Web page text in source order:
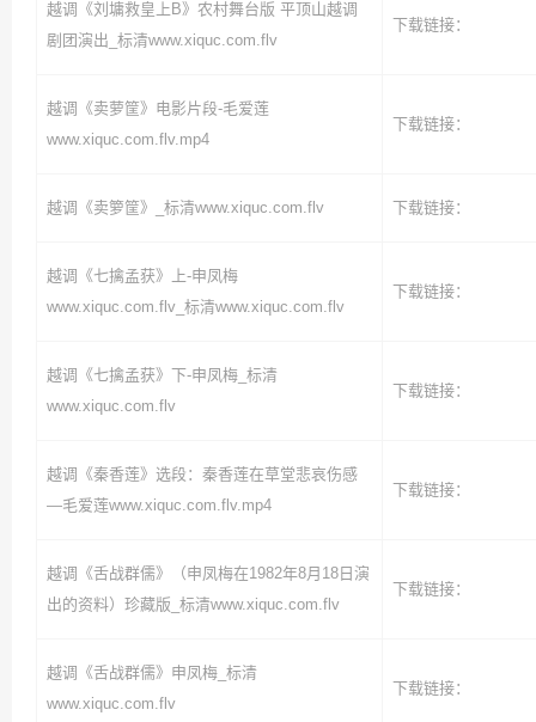
越调《刘墉救皇上B》农村舞台版 平顶山越调
剧团演出_标清www.xiquc.com.flv
下载链接：
越调《卖萝筐》电影片段-毛爱莲
www.xiquc.com.flv.mp4
下载链接：
越调《卖箩筐》_标清www.xiquc.com.flv 下载链接：
越调《七擒孟获》上-申凤梅
www.xiquc.com.flv_标清www.xiquc.com.flv
下载链接：
越调《七擒孟获》下-申凤梅_标清
www.xiquc.com.flv
下载链接：
越调《秦香莲》选段：秦香莲在草堂悲哀伤感
—毛爱莲www.xiquc.com.flv.mp4
下载链接：
越调《舌战群儒》（申凤梅在1982年8月18日演
出的资料）珍藏版_标清www.xiquc.com.flv
下载链接：
越调《舌战群儒》申凤梅_标清
www.xiquc.com.flv
下载链接：